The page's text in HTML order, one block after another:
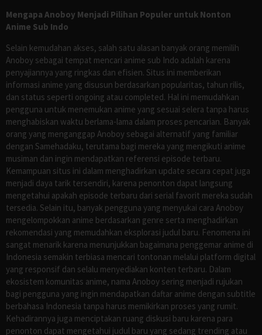
Mengapa Anoboy Menjadi Pilihan Populer untuk Nonton
Anime Sub Indo
Selain kemudahan akses, salah satu alasan banyak orang memilih
Anoboy sebagai tempat mencari anime sub Indo adalah karena
penyajiannya yang ringkas dan efisien. Situs ini memberikan
informasi anime yang disusun berdasarkan popularitas, tahun rilis,
dan status seperti ongoing atau completed. Hal ini memudahkan
pengguna untuk menemukan anime yang sesuai selera tanpa harus
menghabiskan waktu berlama-lama dalam proses pencarian. Banyak
orang yang menganggap Anoboy sebagai alternatif yang familiar
dengan Samehadaku, terutama bagi mereka yang mengikuti anime
musiman dan ingin mendapatkan referensi episode terbaru.
Kemampuan situs ini dalam menghadirkan update secara cepat juga
menjadi daya tarik tersendiri, karena penonton dapat langsung
mengetahui apakah episode terbaru dari serial favorit mereka sudah
tersedia. Selain itu, banyak pengguna yang menyukai cara Anoboy
mengelompokkan anime berdasarkan genre serta menghadirkan
rekomendasi yang memudahkan eksplorasi judul baru. Fenomena ini
sangat menarik karena menunjukkan bagaimana penggemar anime di
Indonesia semakin terbiasa mencari tontonan melalui platform digital
yang responsif dan selalu menyediakan konten terbaru. Dalam
ekosistem komunitas anime, nama Anoboy sering menjadi rujukan
bagi pengguna yang ingin mendapatkan daftar anime dengan subtitle
berbahasa Indonesia tanpa harus memikirkan proses yang rumit.
Kehadirannya juga menciptakan ruang diskusi baru karena para
penonton dapat mengetahui judul baru yang sedang trending atau